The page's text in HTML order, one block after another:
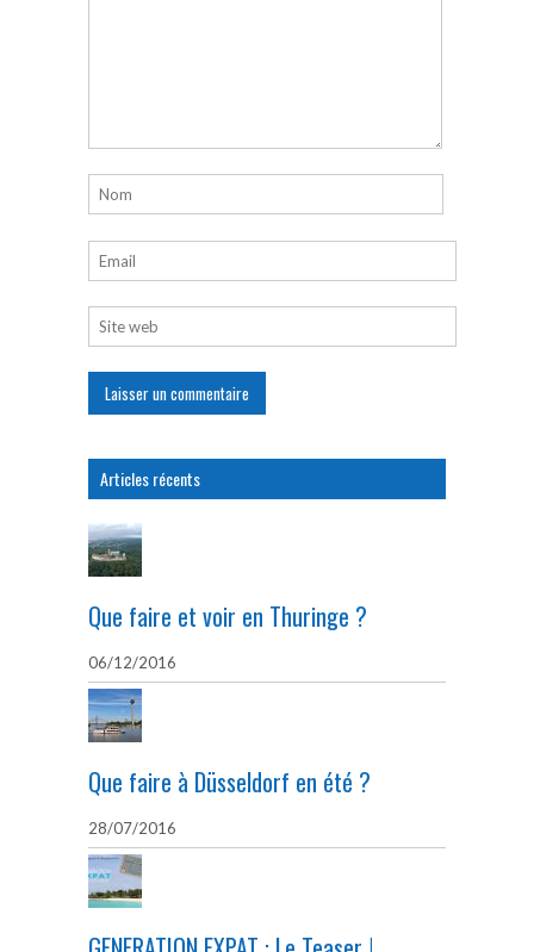
Articles récents
Que faire et voir en Thuringe ?
06/12/2016
Que faire à Düsseldorf en été ?
28/07/2016